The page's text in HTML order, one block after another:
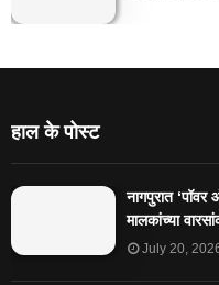
हाल के पोस्ट
नागपुरात
मालकांच्या
July 20,